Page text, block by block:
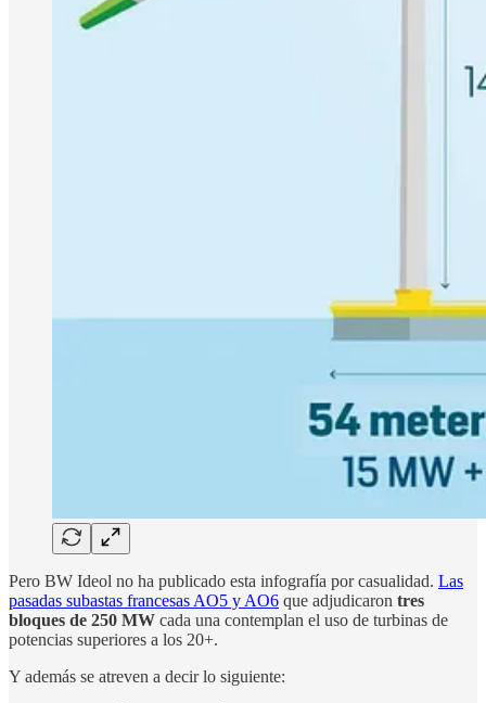
Pero BW Ideol no ha publicado esta infografía por casualidad. Las
pasadas subastas francesas AO5 y AO6 que adjudicaron tres
bloques de 250 MW cada una contemplan el uso de turbinas de
potencias superiores a los 20+.
Y además se atreven a decir lo siguiente: